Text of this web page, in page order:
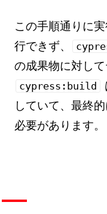
この手順通りに
行できず、
の成果物に対して
cypress:build
していて、最終
必要があります。